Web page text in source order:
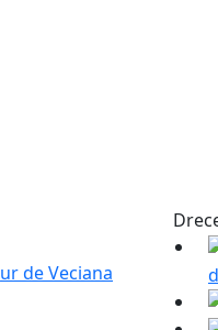
de Veciana
una magnífica